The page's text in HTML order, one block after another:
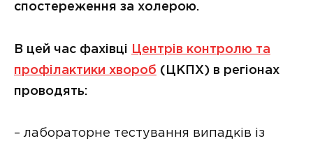
спостереження за холерою.
В цей час фахівці
Центрів контролю та
профілактики хвороб (ЦКПХ) в регіонах
проводять:
– лабораторне тестування випадків із